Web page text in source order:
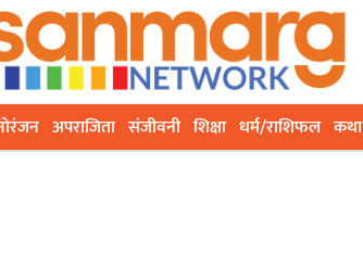
अपराजिता संजीवनी शिक्षा धर्म/राशिफल कथा